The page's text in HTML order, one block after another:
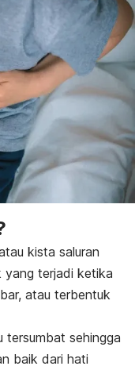
kista saluran
yang terjadi ketika
atau terbentuk
tersumbat sehingga
baik dari hati